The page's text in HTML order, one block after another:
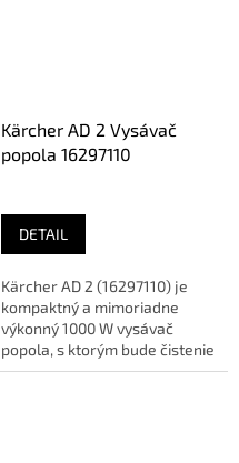
Kärcher AD 2 Vysávač
popola 16297110
DETAIL
Kärcher AD 2 (16297110) je
kompaktný a mimoriadne
výkonný 1000 W vysávač
popola, s ktorým bude čistenie
krbov, kachlí či záhradných...